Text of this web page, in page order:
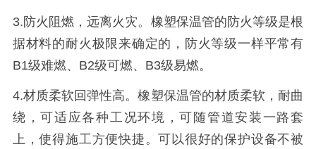
3. 防火阻燃，远离火灾。橡塑保温管的防火等级是根
据材料的耐火极限来确定的，防火等级一样平常有
B1级难燃、 B2级可燃、 B3级易燃。
4.材质柔软回弹性高。橡塑保温管的材质柔软，耐曲
绕，可适应各种工况环境，可随管道安装一路套
上，使得施工方便快捷。可以很好的保护设备不被